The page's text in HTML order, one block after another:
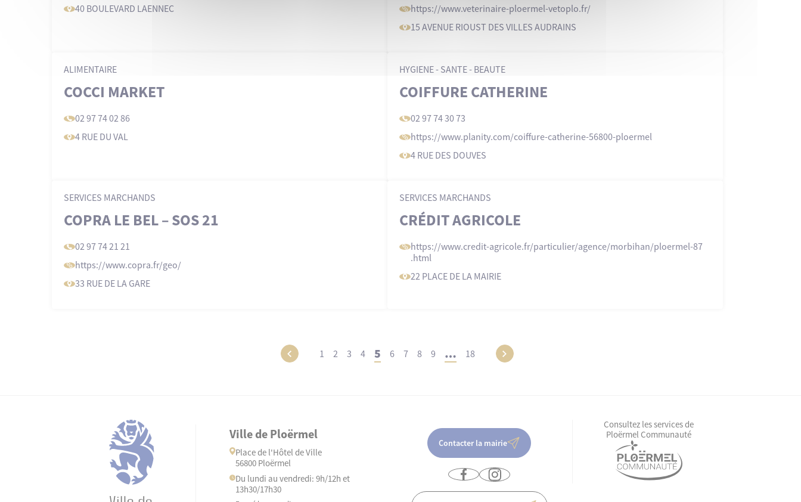
40 BOULEVARD LAENNEC https://www.veterinaire-ploermel-vetoplo.fr/
15 AVENUE RIOUST DES VILLES AUDRAINS
ALIMENTAIRE
COCCI MARKET
02 97 74 02 86
4 RUE DU VAL
HYGIENE - SANTE - BEAUTE
COIFFURE CATHERINE
02 97 74 30 73
https://www.planity.com/coiffure-catherine-56800-ploermel
4 RUE DES DOUVES
SERVICES MARCHANDS
COPRA LE BEL – SOS 21
02 97 74 21 21
https://www.copra.fr/geo/
33 RUE DE LA GARE
SERVICES MARCHANDS
CRÉDIT AGRICOLE
https://www.credit-agricole.fr/particulier/agence/morbihan/ploermel-87
.html
22 PLACE DE LA MAIRIE
1 2 3 4 5 6 7 8 9 … 18
Ville de Ploërmel
Place de l'Hôtel de Ville
56800 Ploërmel
Du lundi au vendredi: 9h/12h et
13h30/17h30
Contacter la mairie
Consultez les services de
Ploërmel Communauté